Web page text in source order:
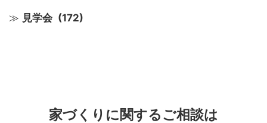
見学会 (172)
家づくりに関するご相談は